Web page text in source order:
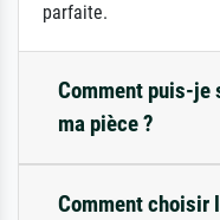
parfaite.
Comment puis-je
ma pièce ?
Comment choisir